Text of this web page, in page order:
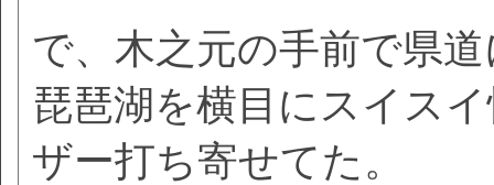
で、木之元の手前で県
琵琶湖を横目にスイス
ザー打ち寄せてた。